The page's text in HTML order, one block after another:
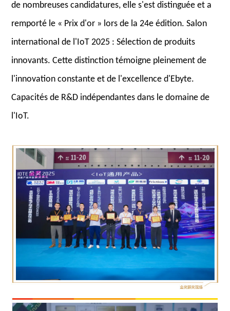
de nombreuses candidatures, elle s'est distinguée et a
remporté le « Prix d'or » lors de la 24e édition. Salon
international de l'IoT 2025 : Sélection de produits
innovants. Cette distinction témoigne pleinement de
l'innovation constante et de l'excellence d'Ebyte.
Capacités de R&D indépendantes dans le domaine de
l'IoT.